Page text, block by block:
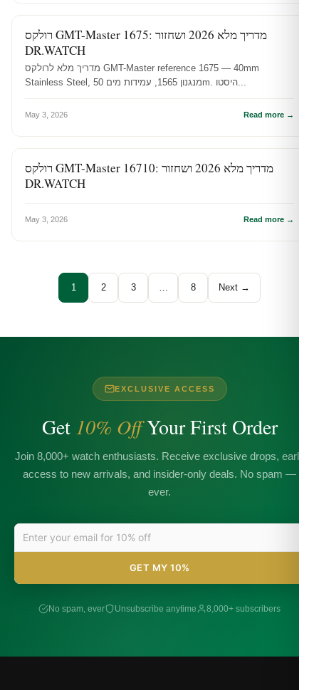
מדריכי רולקס
רולקס GMT-Master 1675: מדריך מלא 2026 ושחזור
DR.WATCH
מדריך מלא לרולקס GMT-Master reference 1675 — 40mm
May 3, 2026 Read more →
מדריכי רולקס
רולקס GMT-Master 16710: מדריך מלא 2026 ושחזור
DR.WATCH
May 3, 2026 Read more →
1 2 3 8 Next →
EXCLUSIVE ACCESS
Get 10% OffYour First Order
Join 8,000+ watch enthusiasts. Receive exclusive drops, early
access to new arrivals, and insider-only deals. No spam —
ever.
GET MY 10%
No spam, ever Unsubscribe anytime 8,000+ subscribers